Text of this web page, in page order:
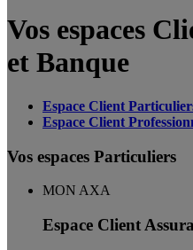
Vos espaces
et Banque
Espace Client
Espace Client
Vos espaces Particuliers
MON AXA
Espace Client